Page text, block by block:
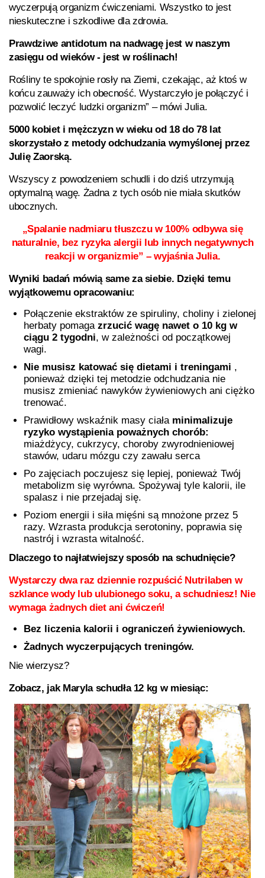
wyczerpują organizm ćwiczeniami. Wszystko to jest
nieskuteczne i szkodliwe dla zdrowia.
Prawdziwe antidotum na nadwagę jest w naszym
zasięgu od wieków - jest w roślinach!
Rośliny te spokojnie rosły na Ziemi, czekając, aż ktoś w
końcu zauważy ich obecność. Wystarczyło je połączyć i
pozwolić leczyć ludzki organizm” – mówi Julia.
5000 kobiet i mężczyzn w wieku od 18 do 78 lat
skorzystało z metody odchudzania wymyślonej przez
Julię Zaorską.
Wszyscy z powodzeniem schudli i do dziś utrzymują
optymalną wagę. Żadna z tych osób nie miała skutków
ubocznych.
„Spalanie nadmiaru tłuszczu w 100% odbywa się
naturalnie, bez ryzyka alergii lub innych negatywnych
reakcji w organizmie” – wyjaśnia Julia.
Wyniki badań mówią same za siebie. Dzięki temu
wyjątkowemu opracowaniu:
Połączenie ekstraktów ze spiruliny, choliny i zielonej
herbaty pomaga zrzucić wagę nawet o 10 kg w
ciągu 2 tygodni, w zależności od początkowej
wagi.
Nie musisz katować się dietami i treningami ,
ponieważ dzięki tej metodzie odchudzania nie
musisz zmieniać nawyków żywieniowych ani ciężko
trenować.
Prawidłowy wskaźnik masy ciała minimalizuje
ryzyko wystąpienia poważnych chorób:
miażdżycy, cukrzycy, choroby zwyrodnieniowej
stawów, udaru mózgu czy zawału serca
Po zajęciach poczujesz się lepiej, ponieważ Twój
metabolizm się wyrówna. Spożywaj tyle kalorii, ile
spalasz i nie przejadaj się.
Poziom energii i siła mięśni są mnożone przez 5
razy. Wzrasta produkcja serotoniny, poprawia się
nastrój i wzrasta witalność.
Dlaczego to najłatwiejszy sposób na schudnięcie?
Wystarczy dwa raz dziennie rozpuścić Nutrilaben w
szklance wody lub ulubionego soku, a schudniesz! Nie
wymaga żadnych diet ani ćwiczeń!
Bez liczenia kalorii i ograniczeń żywieniowych.
Żadnych wyczerpujących treningów.
Nie wierzysz?
Zobacz, jak Maryla schudła 12 kg w miesiąc: